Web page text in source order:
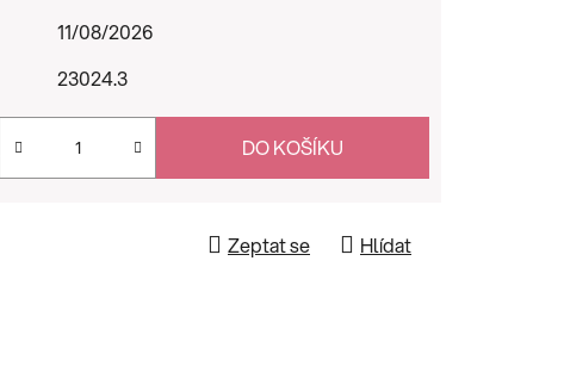
11/08/2026
23024.3
DO KOŠÍKU
Zeptat se Hlídat